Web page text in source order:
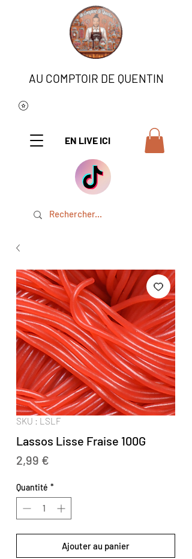
EN LIVE ICI
AU COMPTOIR DE QUENTIN
SKU : LSLF
Lassos Lisse Fraise 100G
2,99 €
Quantité *
Ajouter au panier